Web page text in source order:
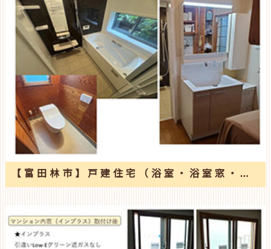
【富田林市】戸建住宅（浴室・浴室窓・洗面室・トイレ）改修工事